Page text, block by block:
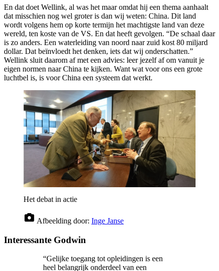
En dat doet Wellink, al was het maar omdat hij een thema aanhaalt
dat misschien nog wel groter is dan wij weten: China. Dit land
wordt volgens hem op korte termijn het machtigste land van deze
wereld, ten koste van de VS. En dat heeft gevolgen. “De schaal daar
is zo anders. Een waterleiding van noord naar zuid kost 80 miljard
dollar. Dat beïnvloedt het denken, iets dat wij onderschatten.”
Wellink sluit daarom af met een advies: leer jezelf af om vanuit je
eigen normen naar China te kijken. Want wat voor ons een grote
luchtbel is, is voor China een systeem dat werkt.
Het debat in actie
Afbeelding door: Inge Janse
Interessante Godwin
“Gelijke toegang tot opleidingen is een
heel belangrijk onderdeel van een